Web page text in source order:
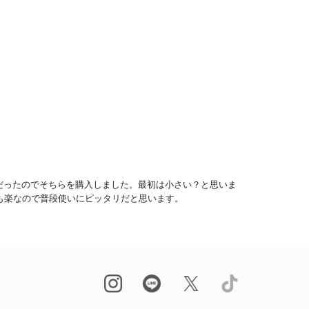
たのでそちらを購入しました。最初は小さい？と思いま
なので普段使いにピッタリだと思います。